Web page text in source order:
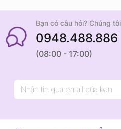
Bạn có câu hỏi? Chúng
0948.488.886
(08:00 - 17:00)